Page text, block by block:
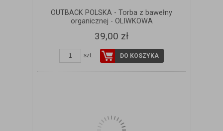
OUTBACK POLSKA - Torba z bawełny
organicznej - OLIWKOWA
39,00 zł
szt. DO KOSZYKA